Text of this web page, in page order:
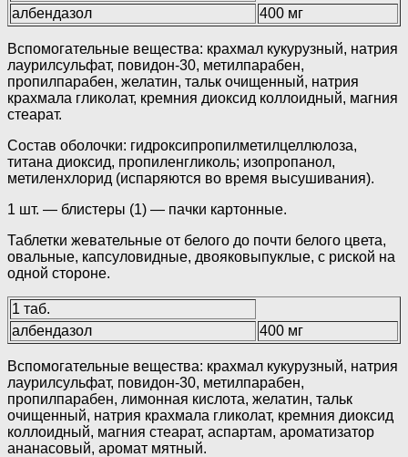
албендазол
400 мг
Вспомогательные вещества: крахмал кукурузный, натрия
лаурилсульфат, повидон-30, метилпарабен,
пропилпарабен, желатин, тальк очищенный, натрия
крахмала гликолат, кремния диоксид коллоидный, магния
стеарат.
Состав оболочки: гидроксипропилметилцеллюлоза,
титана диоксид, пропиленгликоль; изопропанол,
метиленхлорид (испаряются во время высушивания).
1 шт. — блистеры (1) — пачки картонные.
Таблетки жевательные от белого до почти белого цвета,
овальные, капсуловидные, двояковыпуклые, с риской на
одной стороне.
1 таб.
албендазол
400 мг
Вспомогательные вещества: крахмал кукурузный, натрия
лаурилсульфат, повидон-30, метилпарабен,
пропилпарабен, лимонная кислота, желатин, тальк
очищенный, натрия крахмала гликолат, кремния диоксид
коллоидный, магния стеарат, аспартам, ароматизатор
ананасовый, аромат мятный.